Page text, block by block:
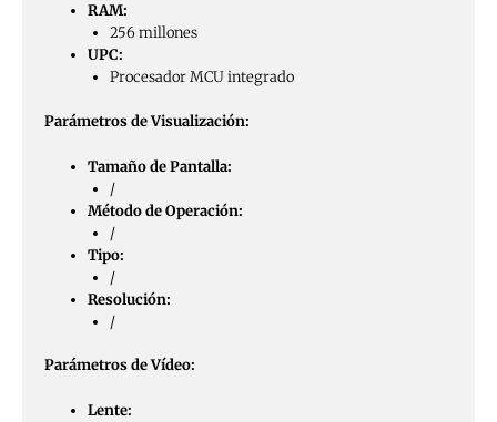
RAM:
256 millones
UPC:
Procesador MCU integrado
Parámetros de Visualización:
Tamaño de Pantalla:
/
Método de Operación:
/
Tipo:
/
Resolución:
/
Parámetros de Vídeo:
Lente: